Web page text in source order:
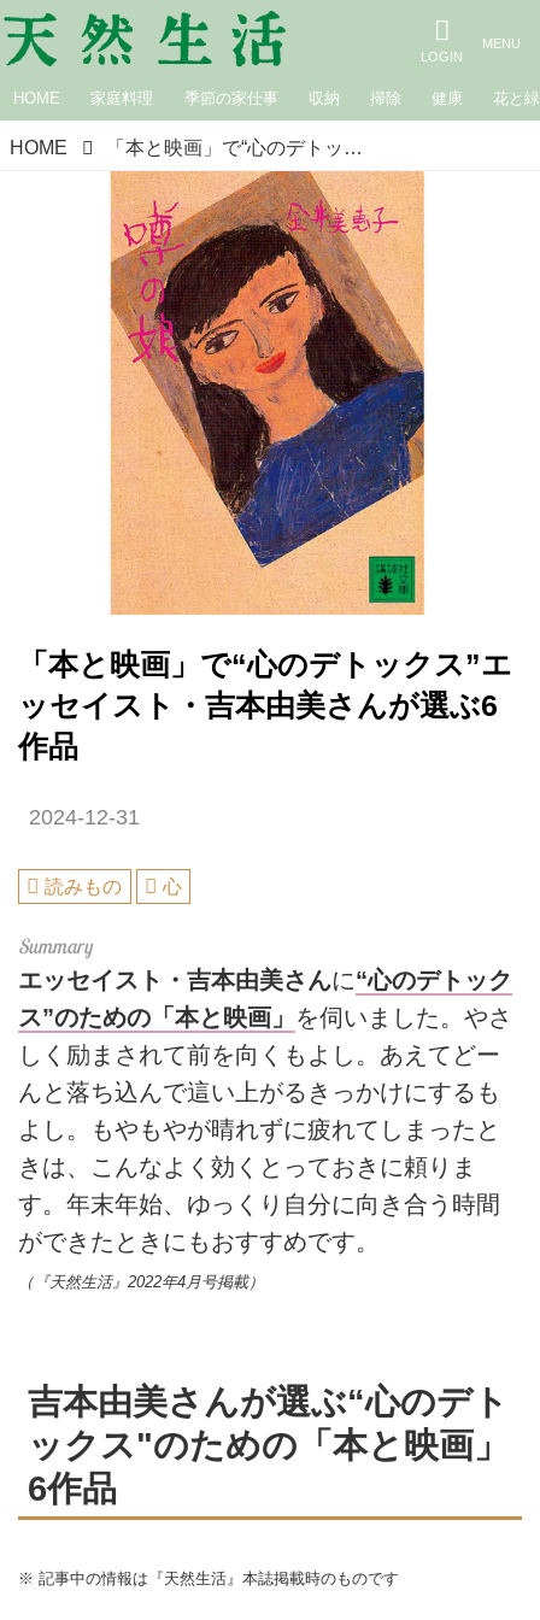
HOME 家庭料理 季節の家仕事 収納 掃除 健康 花と緑
HOME 「本と映画」で“心のデトックス”エッセイスト・吉本由美さんが選ぶ6作品
「本と映画」で“心のデトックス”エ
ッセイスト・吉本由美さんが選ぶ6
作品
2024-12-31
読みもの 心
エッセイスト・吉本由美さんに“心のデトック
ス”のための「本と映画」 を伺いました。やさ
しく励まされて前を向くもよし。あえてどー
んと落ち込んで這い上がるきっかけにするも
よし。もやもやが晴れずに疲れてしまったと
きは、こんなよく効くとっておきに頼りま
す。年末年始、ゆっくり自分に向き合う時間
ができたときにもおすすめです。
（『天然生活』2022年4月号掲載）
吉本由美さんが選ぶ“心のデト
ックス"のための「本と映画」
6作品
※ 記事中の情報は『天然生活』本誌掲載時のものです